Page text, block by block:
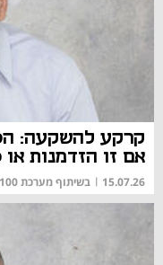
קרקע להשקעה:
אם זו הזדמנות או
15.07.26
| בשיתוף מערכת duns 100